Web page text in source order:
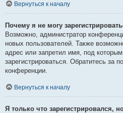
Вернуться к началу
Почему я не могу
Возможно, администратор
новых пользователей. Также
адрес или запретил имя, под
зарегистрироваться. Обратитесь за
конференции.
Вернуться к началу
Я только что зарегистрировался,